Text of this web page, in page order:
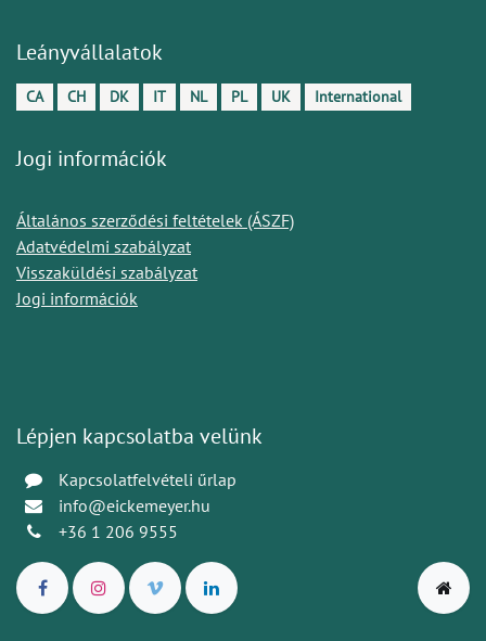
Leányvállalatok
CA CH DK IT NL PL UK International
Jogi információk
Általános szerződési feltételek (ÁSZF)
Adatvédelmi szabályzat
Visszaküldési szabályzat
Jogi információk
Lépjen kapcsolatba velünk
Kapcsolatfelvételi űrlap
info@eickemeyer.hu
+36 1 206 9555